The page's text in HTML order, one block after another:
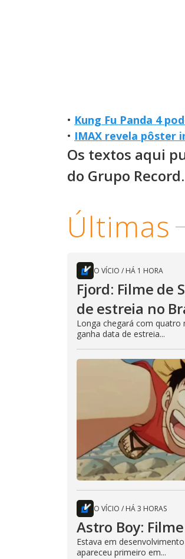
• Kung Fu Panda 4
• IMAX revela pôster
Os textos aqui
do Grupo Record.
Últimas
O VÍCIO / HÁ 1 HORA
Fjord: Filme de
de estreia no
Longa chegará com quatro
ganha data de estreia...
O VÍCIO / HÁ 3 HORAS
Astro Boy:
Estava em
apareceu primeiro em...